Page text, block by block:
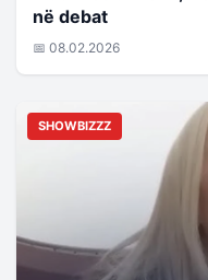
në debat
📅 08.02.2026
SHOWBIZZZ